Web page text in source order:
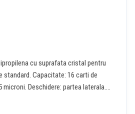
cu suprafata cristal pentru
standard. Capacitate: 16 carti de
Deschidere: partea laterala.
A4. Ambalare: 10 buc/set.